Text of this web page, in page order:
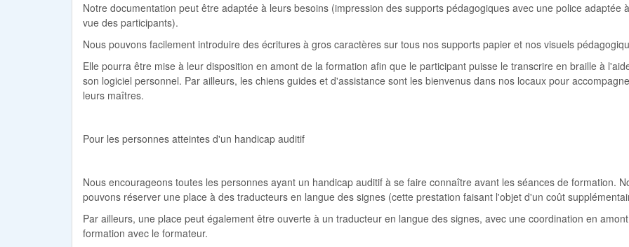
Notre documentation peut être adaptée à leurs besoins (impression des supports pédagogiques avec une police adaptée
vue des participants).
Nous pouvons facilement introduire des écritures à gros caractères sur tous nos supports papier et nos visuels
Elle pourra être mise à leur disposition en amont de la formation afin que le participant puisse le transcrire en braille à
son logiciel personnel. Par ailleurs, les chiens guides et d'assistance sont les bienvenus dans nos locaux pour
leurs maîtres.
Pour les personnes atteintes d'un handicap auditif
Nous encourageons toutes les personnes ayant un handicap auditif à se faire connaître avant les séances de formation.
pouvons réserver une place à des traducteurs en langue des signes (cette prestation faisant l'objet d'un coût
Par ailleurs, une place peut également être ouverte à un traducteur en langue des signes, avec une coordination en
formation avec le formateur.